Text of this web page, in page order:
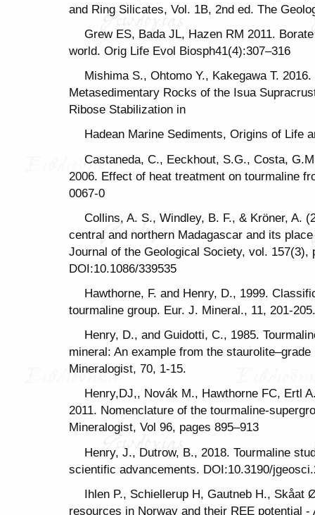
and Ring Silicates, Vol. 1B, 2nd ed. The
Grew ES, Bada JL, Hazen RM 2011.
world. Orig Life Evol Biosph41(4):307–316
Mishima S., Ohtomo Y., Kakegawa T.
Metasedimentary Rocks of the Isua
Ribose Stabilization in
Hadean Marine Sediments, Origins of Life
Castaneda, C., Eeckhout, S.G., Costa,
2006. Effect of heat treatment on tourmaline
0067-0
Collins, A. S., Windley, B. F., & Kröner, A.
central and northern Madagascar and its
Journal of the Geological Society, vol. 157(3),
DOI:10.1086/339535
Hawthorne, F. and Henry, D., 1999.
tourmaline group. Eur. J. Mineral., 11, 201-
Henry, D., and Guidotti, C., 1985.
mineral: An example from the
Mineralogist, 70, 1-15.
Henry,DJ,, Novák M., Hawthorne FC, Ertl
2011. Nomenclature of the tourmaline-
Mineralogist, Vol 96, pages 895–913
Henry, J., Dutrow, B., 2018. Tourmaline
scientific advancements. DOI:10.3190/
Ihlen P., Schiellerup H, Gautneb H., Skåat
resources in Norway and their REE potential -